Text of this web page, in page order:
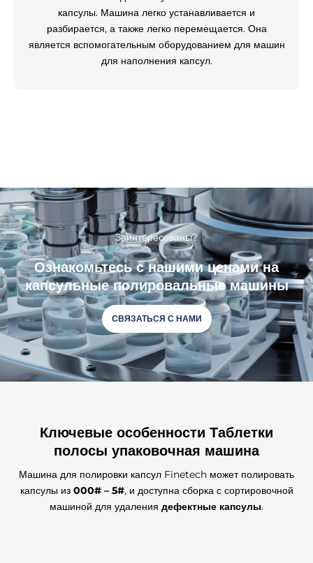
капсулы. Машина легко устанавливается и
разбирается, а также легко перемещается. Она
является вспомогательным оборудованием для машин
для наполнения капсул.
Заинтересованы?
Ознакомьтесь с нашими ценами на
капсульные полировальные машины
СВЯЗАТЬСЯ С НАМИ
Ключевые особенности Таблетки
полосы упаковочная машина
Машина для полировки капсул Finetech может полировать
капсулы из 000# – 5#, и доступна сборка с сортировочной
машиной для удаления дефектные капсулы.